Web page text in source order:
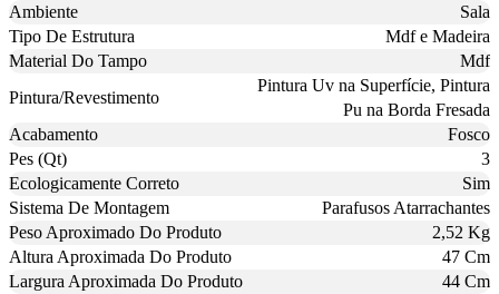
Ambiente
Sala
Tipo De Estrutura
Mdf e Madeira
Material Do Tampo
Mdf
Pintura/Revestimento
Pintura Uv na Superfície, Pintura
Pu na Borda Fresada
Acabamento
Fosco
Pes (Qt)
3
Ecologicamente Correto
Sim
Sistema De Montagem
Parafusos Atarrachantes
Peso Aproximado Do Produto
2,52 Kg
Altura Aproximada Do Produto
47 Cm
Largura Aproximada Do Produto
44 Cm